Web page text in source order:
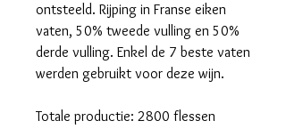
ontsteeld. Rijping in Franse eiken
vaten, 50% tweede vulling en 50%
derde vulling. Enkel de 7 beste vaten
werden gebruikt voor deze wijn.
Totale productie: 2800 flessen